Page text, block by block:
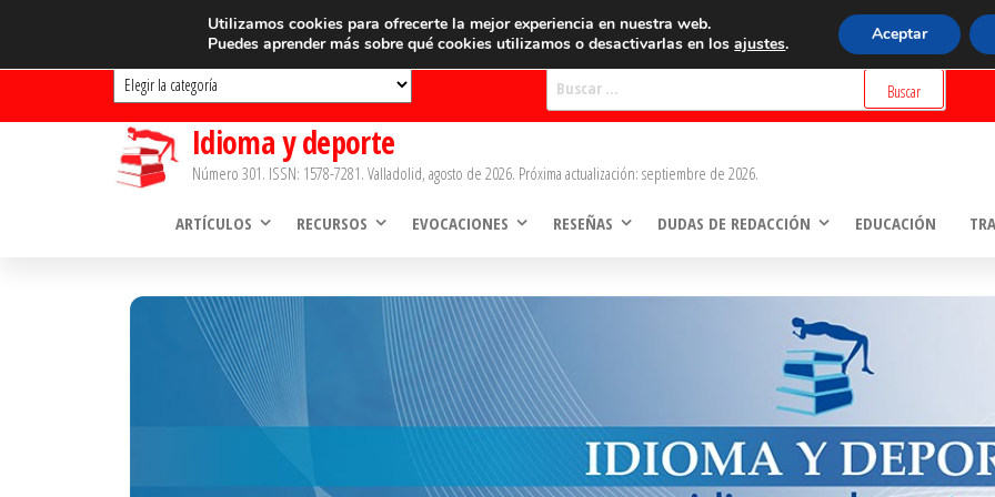
CATEGORÍAS
Categorías
BUSCADOR
Idioma y deporte
Número 301. ISSN: 1578-7281. Valladolid, agosto de 2026. Próxima actualización: septiembre de 2026.
ARTÍCULOS RECURSOS EVOCACIONES RESEÑAS DUDAS DE REDACCIÓN EDUCACIÓN
Utilizamos cookies para ofrecerte la mejor experiencia en nuestra web.
Puedes aprender más sobre qué cookies utilizamos o desactivarlas en losajustes. Aceptar